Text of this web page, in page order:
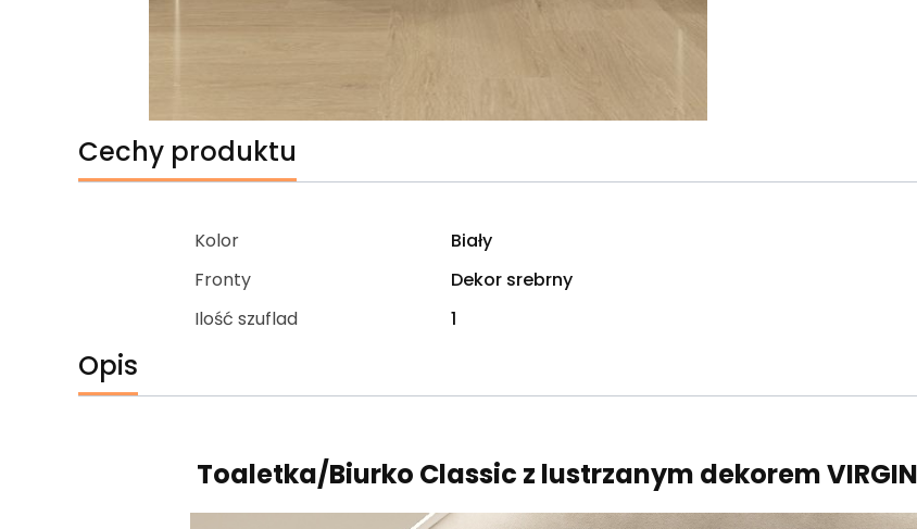
Cechy produktu
Kolor
Biały
Fronty
Dekor srebrny
Ilość szuflad
1
Opis
Toaletka/Biurko Classic z lustrzanym dekorem